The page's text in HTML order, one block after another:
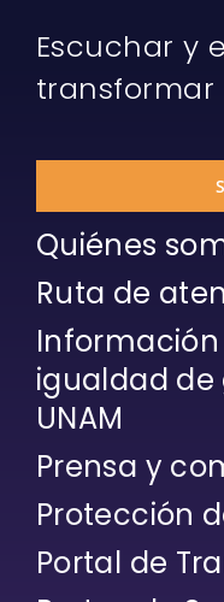
Escuchar y
transformar
Quiénes
Ruta de
igualdad de
UNAM
Prensa y
Protección
Portal de